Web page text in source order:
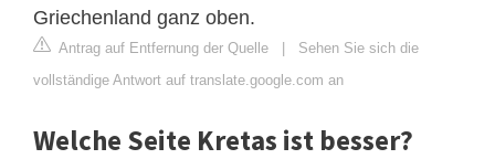
Griechenland ganz oben.
Antrag auf Entfernung der Quelle | Sehen Sie sich die
vollständige Antwort auf translate.google.com an
Welche Seite Kretas ist besser?